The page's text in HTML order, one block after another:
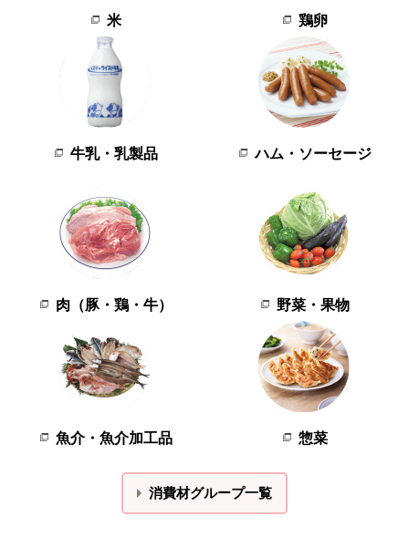
米 鶏卵
牛乳・乳製品 ハム・ソーセージ
肉（豚・鶏・牛） 野菜・果物
魚介・魚介加工品 惣菜
消費材グループ一覧